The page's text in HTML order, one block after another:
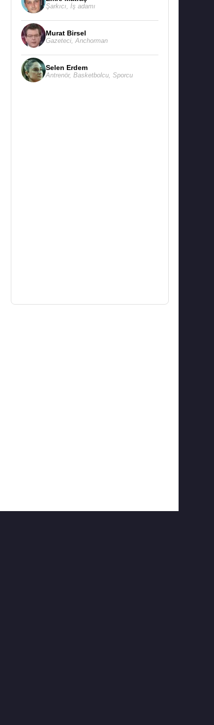
Şarkıcı İş adamı
Murat Birsel
Gazeteci, Anchorman
Selen Erdem
Antrenör, Basketbolcu, Sporcu